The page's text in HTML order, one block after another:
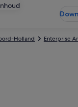
Holland Enterprise